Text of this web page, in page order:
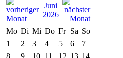
Juni
2026
Mo Di Mi Do Fr Sa So
1
2 3 4 5 6
7
8
9 10 11 12 13 14